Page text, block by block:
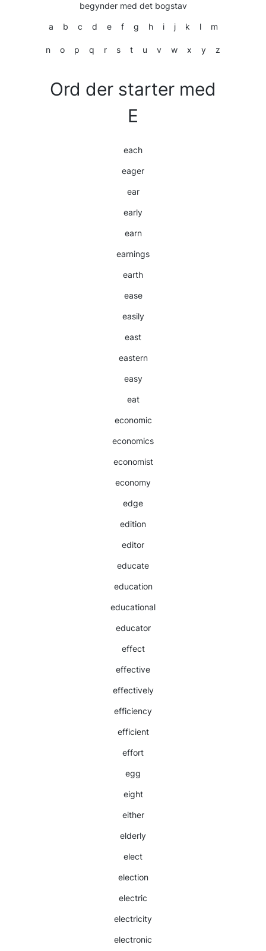
begynder med det bogstav
a b c d e f g h i j k l m
n o p q r s t u v w x y z
Ord der starter med
E
each
eager
ear
early
earn
earnings
earth
ease
easily
east
eastern
easy
eat
economic
economics
economist
economy
edge
edition
editor
educate
education
educational
educator
effect
effective
effectively
efficiency
efficient
effort
egg
eight
either
elderly
elect
election
electric
electricity
electronic